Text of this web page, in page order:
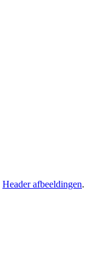
Header afbeeldingen.